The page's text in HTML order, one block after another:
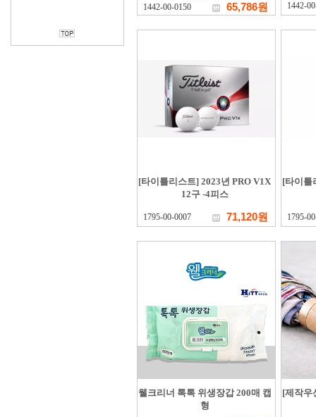
1442-00-0150 65,786원 1442-
[타이틀리스트] 2023년 PRO V1X
12구 -4피스
1795-00-0007 71,120원
[타이틀
1795-
웰크리너 톡톡 위생장갑 200매 캡
형
[제작우